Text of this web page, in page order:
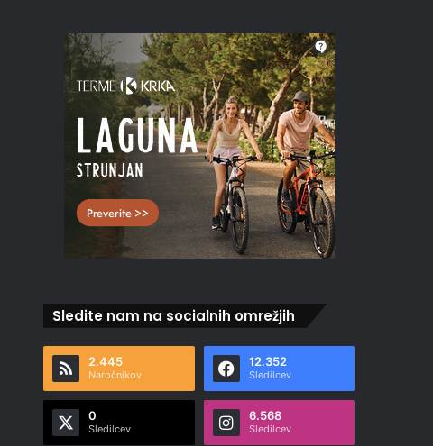
Sledite nam na socialnih omrežjih
2.445
Naročnikov
12.352
Sledilcev
0
Sledilcev
6.568
Sledilcev